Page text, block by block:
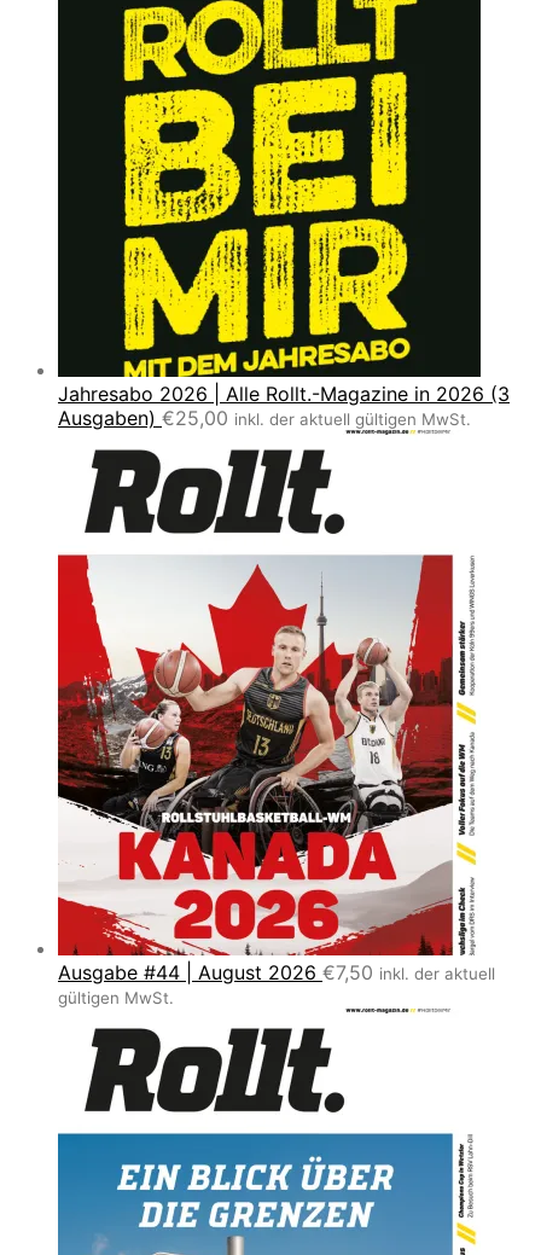
Jahresabo 2026 | Alle Rollt.-Magazine in 2026 (3
Ausgaben) €25,00 inkl. der aktuell gültigen MwSt.
Ausgabe #44 | August 2026 €7,50 inkl. der aktuell
gültigen MwSt.